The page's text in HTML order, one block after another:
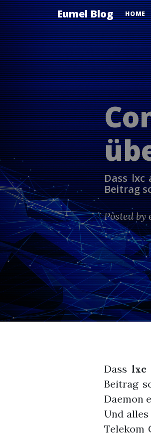
Eumel Blog HOME
Dass lxc
Beitrag
Posted by
Dass lxc
Beitrag
Daemon
Und
Telekom